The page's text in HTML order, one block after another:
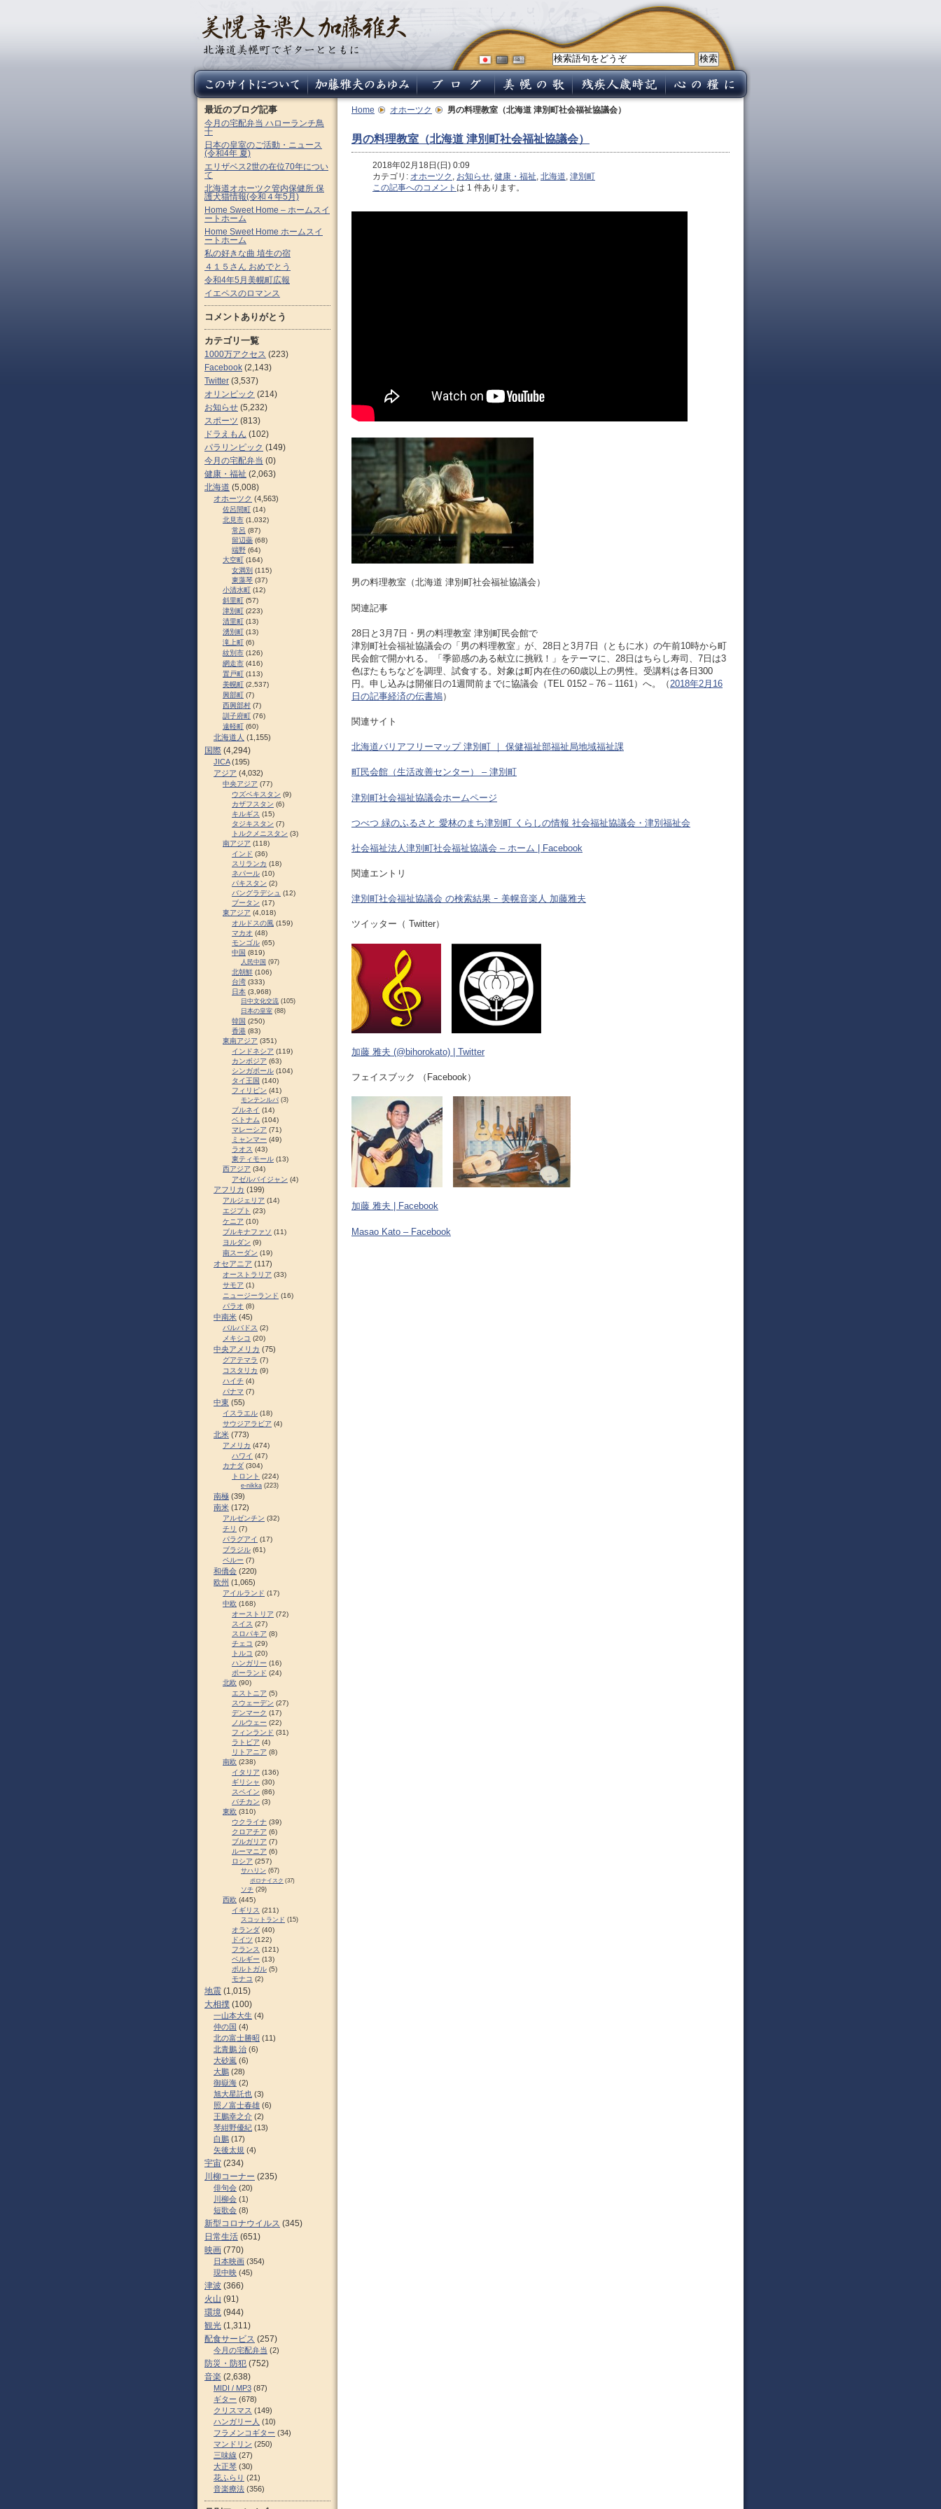
Home オホーツク 男の料理教室（北海道 津別町社会福祉協議会）
男の料理教室（北海道 津別町社会福祉協議会）
2018年02月18日(日) 0:09
カテゴリ: オホーツク , お知らせ, 健康・福祉, 北海道, 津別町
この記事へのコメント は 1 件あります。
男の料理教室（北海道 津別町社会福祉協議会）
関連記事
28日と3月7日・男の料理教室 津別町民会館で
津別町社会福祉協議会の「男の料理教室」が、28日と3月7日（ともに水）の午前10時から町
民会館で開かれる。「季節感のある献立に挑戦！」をテーマに、28日はちらし寿司、7日は3
色ぼたもちなどを調理、試食する。対象は町内在住の60歳以上の男性。受講料は各日300
円。申し込みは開催日の1週間前までに協議会（TEL 0152－76－1161）へ。（ 2018年2月16
日の記事経済の伝書鳩）
関連サイト
北海道バリアフリーマップ 津別町 ｜ 保健福祉部福祉局地域福祉課
町民会館（生活改善センター） – 津別町
津別町社会福祉協議会ホームページ
つべつ 緑のふるさと 愛林のまち津別町 くらしの情報 社会福祉協議会・津別福祉会
社会福祉法人津別町社会福祉協議会 – ホーム | Facebook
関連エントリ
津別町社会福祉協議会 の検索結果 ｰ 美幌音楽人 加藤雅夫
ツイッター（ Twitter）
加藤 雅夫 (@bihorokato) | Twitter
フェイスブック （Facebook）
加藤 雅夫 | Facebook
Masao Kato – Facebook
最近のブログ記事
今月の宅配弁当 ハローランチ鳥
十
日本の皇室のご活動・ニュース
(令和4年 夏)
エリザベス2世の在位70年につい
て
北海道オホーツク管内保健所 保
護犬猫情報(令和４年5月)
Home Sweet Home – ホームスイ
ートホーム
Home Sweet Home ホームスイ
ートホーム
私の好きな曲 埴生の宿
４１５さん おめでとう
令和4年5月美幌町広報
イエペスのロマンス
コメントありがとう
カテゴリ一覧
1000万アクセス (223)
Facebook (2,143)
Twitter (3,537)
オリンピック (214)
お知らせ (5,232)
スポーツ (813)
ドラえもん (102)
パラリンピック (149)
今月の宅配弁当 (0)
健康・福祉 (2,063)
北海道 (5,008)
オホーツク (4,563)
佐呂間町 (14)
北見市 (1,032)
常呂 (87)
留辺蘂 (68)
端野 (64)
大空町 (164)
女満別 (115)
東藻琴 (37)
小清水町 (12)
斜里町 (57)
津別町 (223)
清里町 (13)
湧別町 (13)
滝上町 (6)
紋別市 (126)
網走市 (416)
置戸町 (113)
美幌町 (2,537)
興部町 (7)
西興部村 (7)
訓子府町 (76)
遠軽町 (60)
北海道人 (1,155)
国際 (4,294)
JICA(195)
アジア (4,032)
中央アジア (77)
ウズベキスタン (9)
カザフスタン (6)
キルギス (15)
タジキスタン (7)
トルクメニスタン (3)
南アジア (118)
インド (36)
スリランカ (18)
ネパール (10)
パキスタン (2)
バングラデシュ (12)
ブータン (17)
東アジア (4,018)
オルドスの風 (159)
マカオ (48)
モンゴル (65)
中国 (819)
人民中国 (97)
北朝鮮 (106)
台湾 (333)
日本 (3,968)
日中文化交流 (105)
日本の皇室 (88)
韓国 (250)
香港 (83)
東南アジア (351)
インドネシア (119)
カンボジア (63)
シンガポール (104)
タイ王国 (140)
フィリピン (41)
モンテンルパ (3)
ブルネイ (14)
ベトナム (104)
マレーシア (71)
ミャンマー (49)
ラオス (43)
東ティモール (13)
西アジア (34)
アゼルバイジャン (4)
アフリカ (199)
アルジェリア (14)
エジプト (23)
ケニア (10)
ブルキナファソ (11)
ヨルダン (9)
南スーダン (19)
オセアニア (117)
オーストラリア (33)
サモア (1)
ニュージーランド (16)
パラオ (8)
中南米 (45)
バルバドス (2)
メキシコ (20)
中央アメリカ (75)
グアテマラ (7)
コスタリカ (9)
ハイチ (4)
パナマ (7)
中東 (55)
イスラエル (18)
サウジアラビア (4)
北米 (773)
アメリカ (474)
ハワイ (47)
カナダ (304)
トロント (224)
e-nikka (223)
南極 (39)
南米 (172)
アルゼンチン (32)
チリ (7)
パラグアイ (17)
ブラジル (61)
ペルー (7)
和僑会 (220)
欧州 (1,065)
アイルランド (17)
中欧 (168)
オーストリア (72)
スイス (27)
スロパキア (8)
チェコ (29)
トルコ (20)
ハンガリー (16)
ポーランド (24)
北欧 (90)
エストニア (5)
スウェーデン (27)
デンマーク (17)
ノルウェー (22)
フィンランド (31)
ラトビア (4)
リトアニア (8)
南欧 (238)
イタリア (136)
ギリシャ (30)
スペイン (86)
バチカン (3)
東欧 (310)
ウクライナ (39)
クロアチア (6)
ブルガリア (7)
ルーマニア (6)
ロシア (257)
サハリン (67)
ポロナイスク (37)
ソチ (29)
西欧 (445)
イギリス (211)
スコットランド (15)
オランダ (40)
ドイツ (122)
フランス (121)
ベルギー (13)
ポルトガル (5)
モナコ (2)
地震 (1,015)
大相撲 (100)
一山本大生 (4)
仲の国 (4)
北の富士勝昭 (11)
北青鵬 治 (6)
大砂嵐 (6)
大鵬 (28)
御嶽海 (2)
旭大星託也 (3)
照ノ富士春雄 (6)
王鵬幸之介 (2)
琴紺野優紀 (13)
白鵬 (17)
矢後太規 (4)
宇宙 (234)
川柳コーナー (235)
俳句会 (20)
川柳会 (1)
短歌会 (8)
新型コロナウイルス (345)
日常生活 (651)
映画 (770)
日本映画 (354)
現中映 (45)
津波 (366)
火山 (91)
環境 (944)
観光 (1,311)
配食サービス (257)
今月の宅配弁当 (2)
防災・防犯 (752)
音楽 (2,638)
MIDI / MP3 (87)
ギター (678)
クリスマス (149)
ハンガリー人 (10)
フラメンコギター (34)
マンドリン (250)
三味線 (27)
大正琴 (30)
花ふらり (21)
音楽療法 (356)